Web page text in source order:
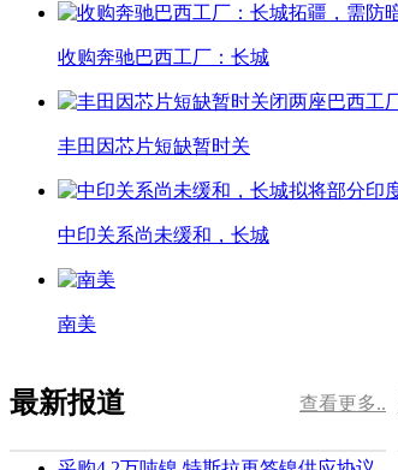
收购奔驰巴西工厂：长城
丰田因芯片短缺暂时关
中印关系尚未缓和，长城
南美
查看更多..
最新报道